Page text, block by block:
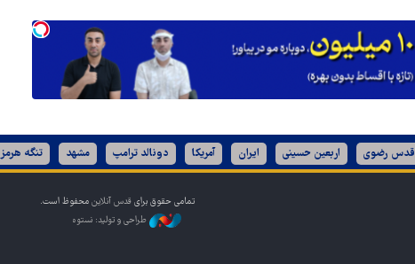
قدس رضوی اربعین حسینی ایران آمریکا دونالد ترامپ مشهد تنگه هرمز
تمامی حقوق برای قدس آنلاین محفوظ است.
طراحی و تولید: نستوه